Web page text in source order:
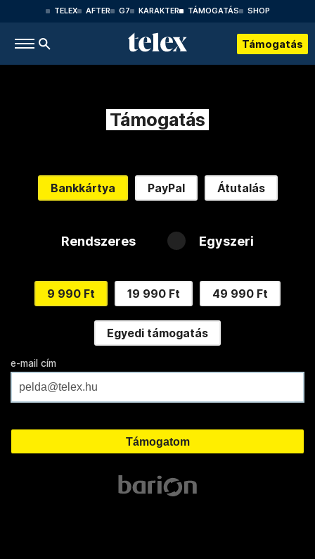
TELEX AFTER G7 KARAKTER TÁMOGATÁS SHOP
Támogatás
Támogatás
Bankkártya PayPal Átutalás
Rendszeres Egyszeri
9 990 Ft 19 990 Ft 49 990 Ft
Egyedi támogatás
e-mail cím